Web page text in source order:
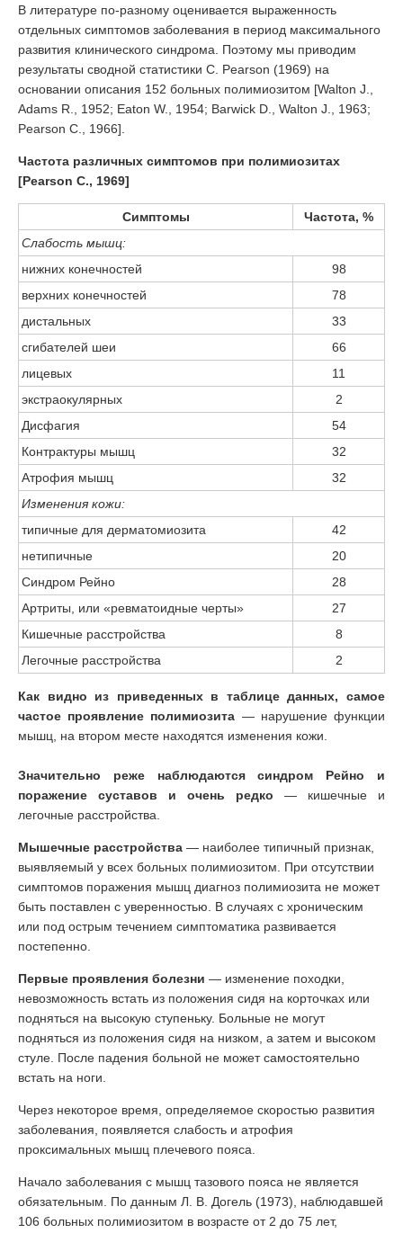
В литературе по-разному оценивается выраженность
отдельных симптомов заболевания в период максимального
развития клинического синдрома. Поэтому мы приводим
результаты сводной статистики С. Pearson (1969) на
основании описания 152 больных полимиозитом [Walton J.,
Adams R., 1952; Eaton W., 1954; Barwick D., Walton J., 1963;
Pearson C., 1966].
Частота различных симптомов при полимиозитах
[Pearson С., 1969]
Симптомы
Частота, %
Слабость мышц:
нижних конечностей
98
верхних конечностей
78
дистальных
33
сгибателей шеи
66
лицевых
11
экстраокулярных
2
Дисфагия
54
Контрактуры мышц
32
Атрофия мышц
32
Изменения кожи:
типичные для дерматомиозита
42
нетипичные
20
Синдром Рейно
28
Артриты, или «ревматоидные черты»
27
Кишечные расстройства
8
Легочные расстройства
2
Как видно из приведенных в таблице данных, самое
частое проявление полимиозита — нарушение функции
мышц, на втором месте находятся изменения кожи.
Значительно реже наблюдаются синдром Рейно и
поражение суставов и очень редко — кишечные и
легочные расстройства.
Мышечные расстройства — наиболее типичный признак,
выявляемый у всех больных полимиозитом. При отсутствии
симптомов поражения мышц диагноз полимиозита не может
быть поставлен с уверенностью. В случаях с хроническим
или под острым течением симптоматика развивается
постепенно.
Первые проявления болезни — изменение походки,
невозможность встать из положения сидя на корточках или
подняться на высокую ступеньку. Больные не могут
подняться из положения сидя на низком, а затем и высоком
стуле. После падения больной не может самостоятельно
встать на ноги.
Через некоторое время, определяемое скоростью развития
заболевания, появляется слабость и атрофия
проксимальных мышц плечевого пояса.
Начало заболевания с мышц тазового пояса не является
обязательным. По данным Л. В. Догель (1973), наблюдавшей
106 больных полимиозитом в возрасте от 2 до 75 лет,